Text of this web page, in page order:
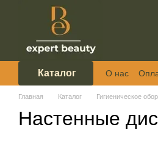
Перейти к основному контенту
Каталог О нас
Отзывы о
Главная Каталог Гигиеническое
Настенные